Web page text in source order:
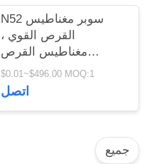
N52 سوبر مغناطيس
القرص القوي ،
مغناطيس القرص
النيوديميوم للتغليف
$0.01~$496.00 MOQ:1
اتصل
جميع